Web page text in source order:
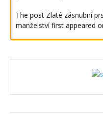
The post Zlaté zásnubní
manželstvífirst appeared